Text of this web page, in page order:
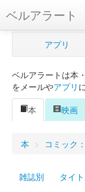
ベルアラート
ベルアラートとは
新規登録
ログイン
Myシェルフ
アプリ
ベルアラートは本
をメールやアプリ
本
映画
本 > コミック
雑誌別 タイ